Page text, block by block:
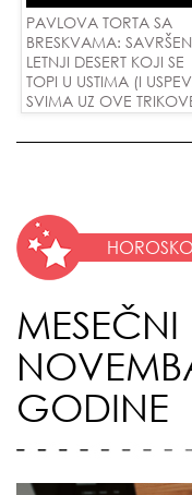
PAVLOVA TORTA SA
BRESKVAMA: SAVRŠEN
LETNJI DESERT KOJI SE
TOPI U USTIMA (I
SVIMA UZ OVE
GODINE